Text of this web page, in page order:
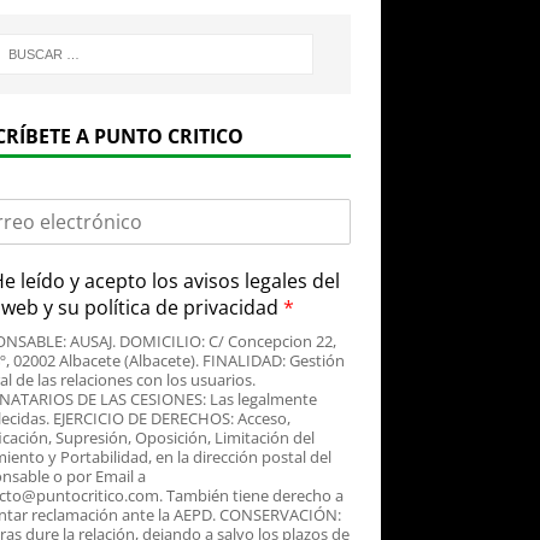
A PUNTO CRITICO
leído y acepto los avisos legales del
y su política de privacidad *
AUSAJ. DOMICILIO: C/ Concepcion 22,
02002 Albacete (Albacete). FINALIDAD: Gestión
de las relaciones con los usuarios.
DE LAS CESIONES: Las legalmente
EJERCICIO DE DERECHOS: Acceso,
Supresión, Oposición, Limitación del
y Portabilidad, en la dirección postal del
o por Email a
También tiene derecho a
reclamación ante la AEPD. CONSERVACIÓN:
dure la relación, dejando a salvo los plazos de